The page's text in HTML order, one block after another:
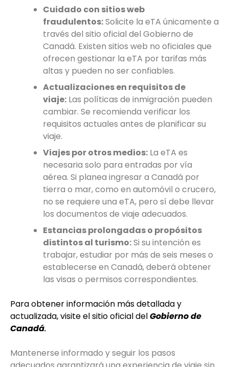
Cuidado con sitios web
fraudulentos:Solicite la eTA únicamente a
través del sitio oficial del Gobierno de
Canadá. Existen sitios web no oficiales que
ofrecen gestionar la eTA por tarifas más
altas y pueden no ser confiables.
Actualizaciones en requisitos de
viaje: Las políticas de inmigración pueden
cambiar. Se recomienda verificar los
requisitos actuales antes de planificar su
viaje.
Viajes por otros medios: La eTA es
necesaria solo para entradas por vía
aérea. Si planea ingresar a Canadá por
tierra o mar, como en automóvil o crucero,
no se requiere una eTA, pero sí debe llevar
los documentos de viaje adecuados.
Estancias prolongadas o propósitos
distintos al turismo:Si su intención es
trabajar, estudiar por más de seis meses o
establecerse en Canadá, deberá obtener
las visas o permisos correspondientes.
Para obtener información más detallada y
actualizada, visite el sitio oficial delGobierno de
Canadá.
Mantenerse informado y seguir los pasos